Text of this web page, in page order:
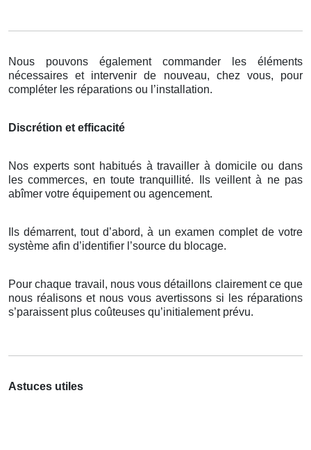
Nous pouvons également commander les éléments
nécessaires et intervenir de nouveau, chez vous, pour
compléter les réparations ou l’installation.
Discrétion et efficacité
Nos experts sont habitués à travailler à domicile ou dans
les commerces, en toute tranquillité. Ils veillent à ne pas
abîmer votre équipement ou agencement.
Ils démarrent, tout d’abord, à un examen complet de votre
système afin d’identifier l’source du blocage.
Pour chaque travail, nous vous détaillons clairement ce que
nous réalisons et nous vous avertissons si les réparations
s’paraissent plus coûteuses qu’initialement prévu.
Astuces utiles